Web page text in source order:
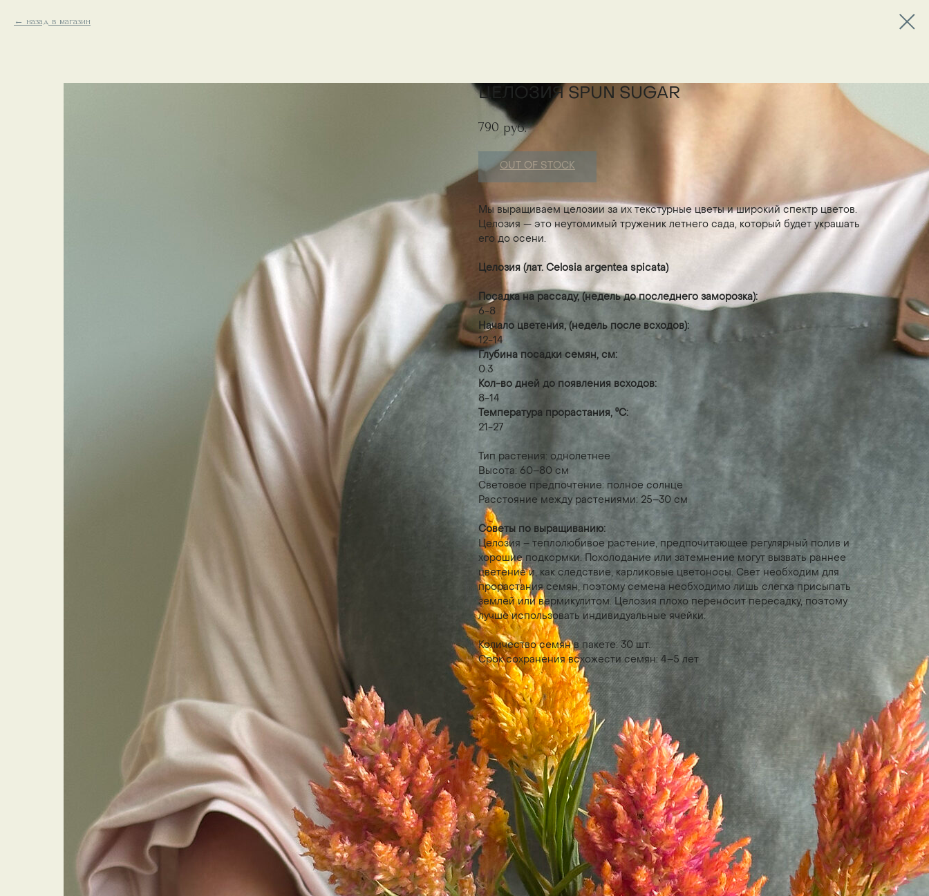
назад в магазин
ЦЕЛОЗИЯ SPUN SUGAR
790 руб.
OUT OF STOCK
Мы выращиваем целозии за их текстурные цветы и широкий спектр цветов.
Целозия — это неутомимый труженик летнего сада, который будет украшать
его до осени.
Целозия (лат. Celosia argentea spicata)
Посадка на рассаду, (недель до последнего заморозка):
6-8
Начало цветения, (недель после всходов):
12-14
Глубина посадки семян, см:
0.3
Кол-во дней до появления всходов:
8-14
Температура прорастания, ⁰С:
21-27
Тип растения: однолетнее
Высота: 60–80 см
Световое предпочтение: полное солнце
Расстояние между растениями: 25–30 см
Советы по выращиванию:
Целозия – теплолюбивое растение, предпочитающее регулярный полив и
хорошие подкормки. Похолодание или затемнение могут вызвать раннее
цветение и, как следствие, карликовые цветоносы. Свет необходим для
прорастания семян, поэтому семена необходимо лишь слегка присыпать
землей или вермикулитом. Целозия плохо переносит пересадку, поэтому
лучше использовать индивидуальные ячейки.
Количество семян в пакете: 30 шт.
Срок сохранения всхожести семян: 4–5 лет